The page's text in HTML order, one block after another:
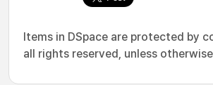
Items in DSpace are protected by
all rights reserved, unless